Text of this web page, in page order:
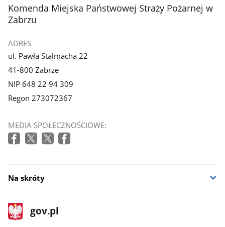
stopka
Komenda Miejska Państwowej Straży Pożarnej w
Zabrzu
ADRES
ul. Pawła Stalmacha 22
41-800 Zabrze
NIP 648 22 94 309
Regon 273072367
MEDIA SPOŁECZNOŚCIOWE:
Na skróty
stopka
gov.pl
Strona
gov.pl